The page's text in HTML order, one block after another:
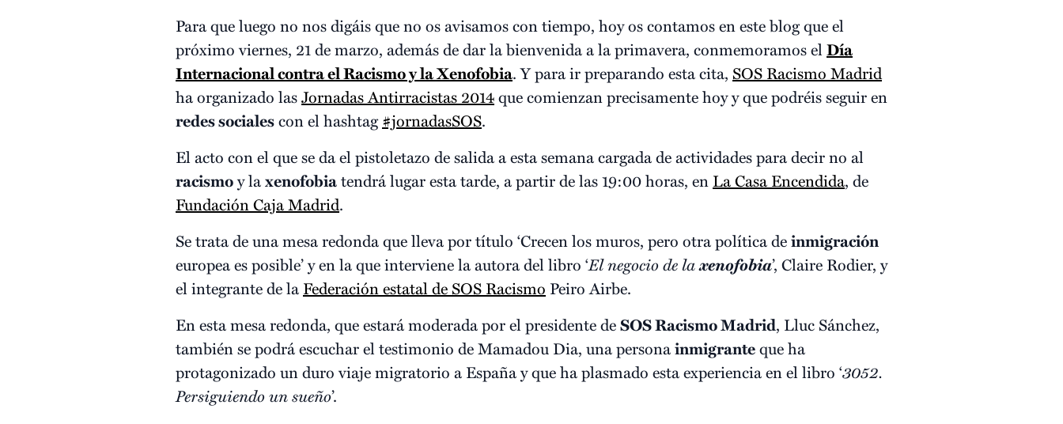
Para que luego no nos digáis que no os avisamos con tiempo, hoy os contamos en este blog que el
próximo viernes, 21 de marzo, además de dar la bienvenida a la primavera, conmemoramos elDía
Internacional contra el Racismo y la Xenofobia. Y para ir preparando esta cita, SOS Racismo Madrid
ha organizado lasJornadas Antirracistas 2014que comienzan precisamente hoy y que podréis seguir en
redes socialescon el hashtag#jornadasSOS.
El acto con el que se da el pistoletazo de salida a esta semana cargada de actividades para decir no al
racismoy laxenofobiatendrá lugar esta tarde, a partir de las 19:00 horas, en La Casa Encendida, de
Fundación Caja Madrid.
Se trata de una mesa redonda que lleva por título ‘Crecen los muros, pero otra política deinmigración
europea es posible’ y en la que interviene la autora del libro ‘El negocio de laxenofobia’, Claire Rodier, y
el integrante de la Federación estatal de SOS Racismo Peiro Airbe.
En esta mesa redonda, que estará moderada por el presidente deSOS Racismo Madrid, Lluc Sánchez,
también se podrá escuchar el testimonio de Mamadou Dia, una personainmigranteque ha
protagonizado un duro viaje migratorio a España y que ha plasmado esta experiencia en el libro ‘3052.
Persiguiendo un sueño’.